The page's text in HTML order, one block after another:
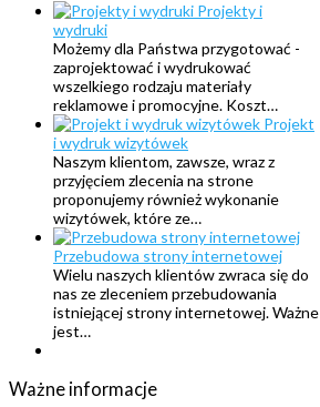
Projekty i
wydruki
Możemy dla Państwa przygotować -
zaprojektować i wydrukować
wszelkiego rodzaju materiały
reklamowe i promocyjne. Koszt…
Projekt
i wydruk wizytówek
Naszym klientom, zawsze, wraz z
przyjęciem zlecenia na strone
proponujemy również wykonanie
wizytówek, które ze…
Przebudowa strony internetowej
Wielu naszych klientów zwraca się do
nas ze zleceniem przebudowania
istniejącej strony internetowej. Ważne
jest…
Ważne informacje